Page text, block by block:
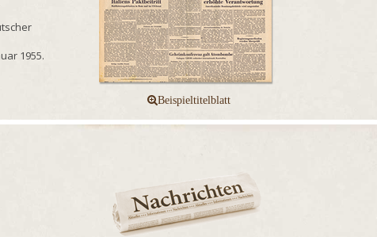
1955.